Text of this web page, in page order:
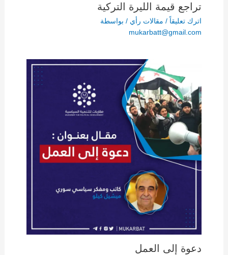
تراجع قيمة الليرة التركية
اترك تعليقاً / مقالات رأي / بواسطة
mukarbatt@gmail.com
دعوة إلى العمل